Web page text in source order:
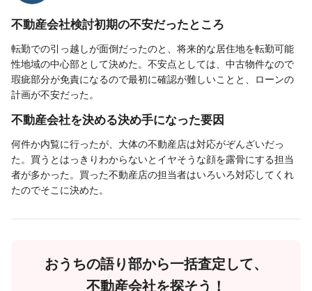
不動産会社検討初期の不安だったところ
転勤での引っ越しが面倒だったのと、将来的な居住地を転勤可能
性地域の中心部として決めた。不安点としては、中古物件なので
瑕疵部分が免責になるので最初に確認が難しいことと、ローンの
計画が不安だった。
不動産会社を決める決め手になった要因
何件か内覧に行ったが、大体の不動産店は対応がぞんざいだっ
た。買うとはっきりわからないとイヤそうな顔を露骨にする担当
者が多かった。買った不動産店の担当者はいろいろ対応してくれ
たのでそこに決めた。
おうちの語り部から一括査定して、
不動産会社を探そう！